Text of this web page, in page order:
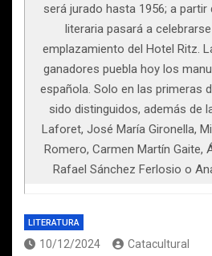
será jurado hasta 1956; a partir
literaria pasará a
emplazamiento del Hotel Ritz.
ganadores puebla hoy los
española. Solo en las primeras
sido distinguidos, además de
Laforet, José María Gironella,
Romero, Carmen Martín Gaite,
Rafael Sánchez Ferlosio o
LITERATURA
10/12/2024 Catacultural